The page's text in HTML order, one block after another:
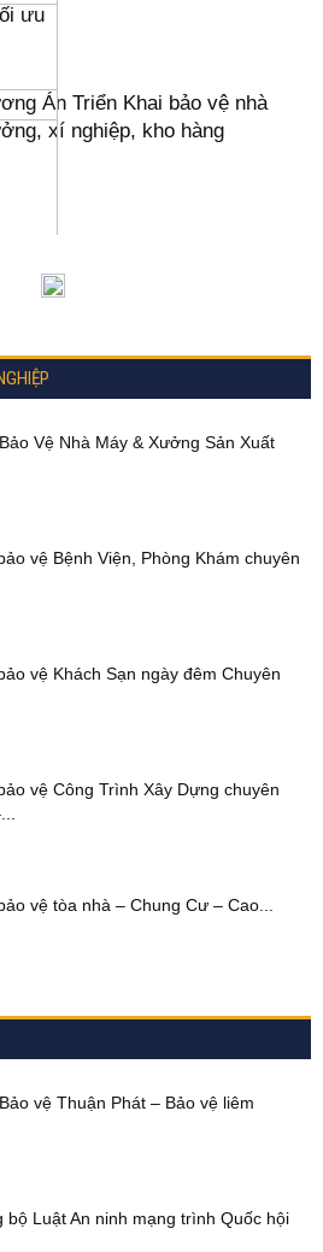
ưu
Án Triển Khai bảo vệ nhà
xí nghiệp, kho hàng
Vệ Nhà Máy & Xưởng Sản Xuất
vệ Bệnh Viện, Phòng Khám chuyên
vệ Khách Sạn ngày đêm Chuyên
vệ Công Trình Xây Dựng chuyên
vệ tòa nhà – Chung Cư – Cao...
vệ Thuận Phát – Bảo vệ liêm
bộ Luật An ninh mạng trình Quốc hội